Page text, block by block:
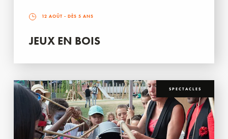
12 AOÛT - DÈS 5 ANS
JEUX EN BOIS
SPECTACLES